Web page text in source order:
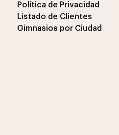
Política de Privacidad
Listado de Clientes
Gimnasios por Ciudad